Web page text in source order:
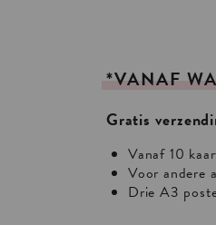
*VANAF
Gratis
Vanaf 10
Voor andere
Drie A3